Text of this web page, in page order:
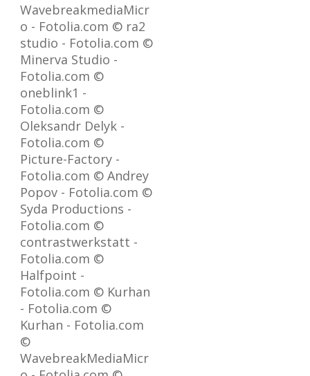
WavebreakmediaMicr
o - Fotolia.com © ra2
studio - Fotolia.com ©
Minerva Studio -
Fotolia.com ©
oneblink1 -
Fotolia.com ©
Oleksandr Delyk -
Fotolia.com ©
Picture-Factory -
Fotolia.com © Andrey
Popov - Fotolia.com ©
Syda Productions -
Fotolia.com ©
contrastwerkstatt -
Fotolia.com ©
Halfpoint -
Fotolia.com © Kurhan
- Fotolia.com ©
Kurhan - Fotolia.com
©
WavebreakMediaMicr